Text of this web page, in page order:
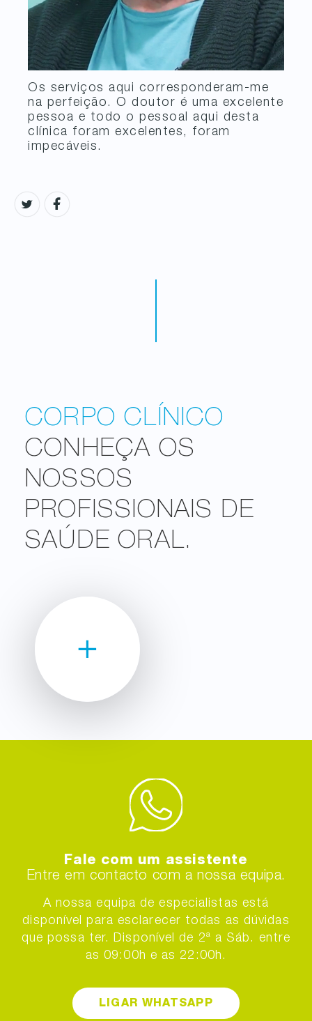
Os serviços aqui corresponderam-me
na perfeição. O doutor é uma excelente
pessoa e todo o pessoal aqui desta
clínica foram excelentes, foram
impecáveis.
CORPO CLÍNICO
CONHEÇA OS
NOSSOS
PROFISSIONAIS DE
SAÚDE ORAL.
Fale com um assistente
Entre em contacto com a nossa equipa.
A nossa equipa de especialistas está
disponível para esclarecer todas as dúvidas
que possa ter. Disponível de 2ª a Sáb. entre
as 09:00h e as 22:00h.
LIGAR WHATSAPP